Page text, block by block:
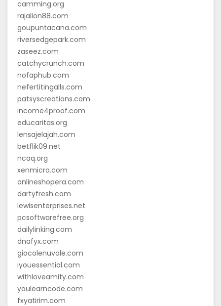
camming.org
rajalion88.com
goupuntacana.com
riversedgepark.com
zaseez.com
catchycrunch.com
nofaphub.com
nefertitingalls.com
patsyscreations.com
income4proof.com
educaritas.org
lensajelajah.com
betflik09.net
ncaq.org
xenmicro.com
onlineshopera.com
dartyfresh.com
lewisenterprises.net
pcsoftwarefree.org
dailylinking.com
dnafyx.com
giocolenuvole.com
iyouessential.com
withloveamity.com
youlearncode.com
fxyatirim.com